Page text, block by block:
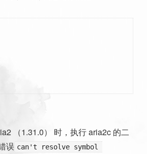
订阅
（1.31.0） 时，执行 aria2c 的二
误 can't resolve symbol